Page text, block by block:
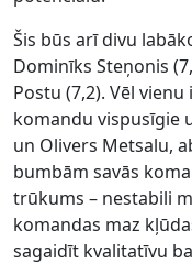
Šis būs arī divu
Dominīks Steņonis
Postu (7,2). Vēl
komandu vispusīgie
un Olivers Metsalu,
bumbām savās
trūkums – nestabili
komandas maz
sagaidīt kvalitatīvu